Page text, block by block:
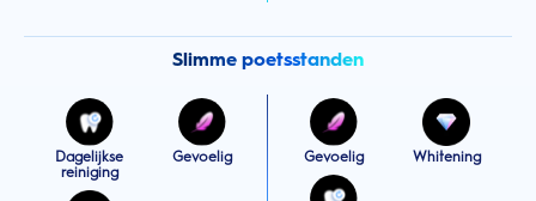
Slimme poetsstanden
Dagelijkse
reiniging
Gevoelig Gevoelig Whitening